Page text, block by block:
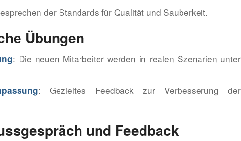
der Standards für Qualität und Sauberkeit.
Übungen
: Die neuen Mitarbeiter werden in realen Szenarien unter
: Gezieltes Feedback zur Verbesserung der
und Feedback